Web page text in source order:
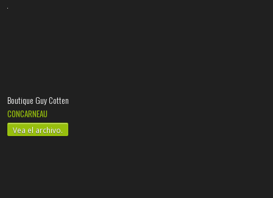
Boutique Guy Cotten
CONCARNEAU
Vea el archivo.